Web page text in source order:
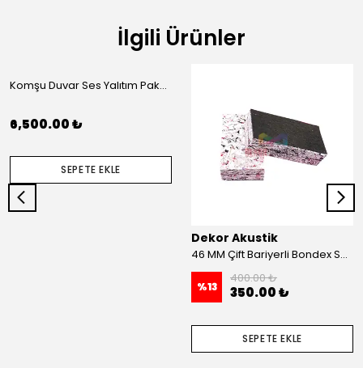
İlgili Ürünler
Komşu Duvar Ses Yalıtım Paketi (L)
6,500.00 ₺
SEPETE EKLE
Dekor Akustik
46 MM Çift Bariyerli Bondex Ses Yalıtım Süngeri 100x50 MM
%13
400.00 ₺
350.00 ₺
SEPETE EKLE